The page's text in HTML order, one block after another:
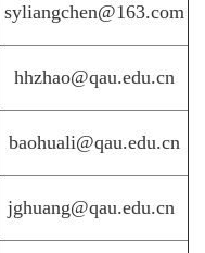
syliangchen@163.com
hhzhao@qau.edu.cn
baohuali@qau.edu.cn
jghuang@qau.edu.cn